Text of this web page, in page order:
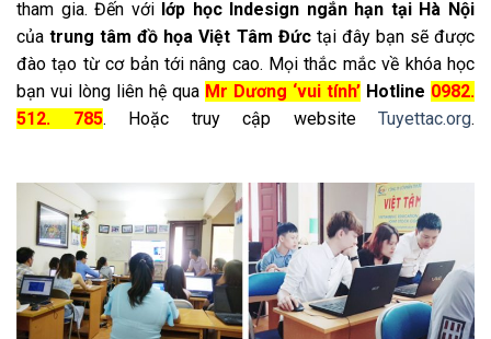
tham gia. Đến với lớp học Indesign ngắn hạn tại Hà Nội
củatrung tâm đồ họa Việt Tâm Đứctại đây bạn sẽ được
đào tạo từ cơ bản tới nâng cao. Mọi thắc mắc về khóa học
bạn vui lòng liên hệ qua Mr Dương ‘vui tính’ Hotline 0982.
512. 785. Hoặc truy cập website Tuyettac.org.